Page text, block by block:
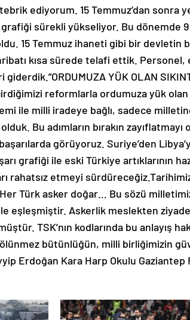
ediyorum. 15 Temmuz’dan sonra
grafiği sürekli yükseliyor. Bu dönemde
15 Temmuz ihaneti gibi bir devletin
kısa sürede telafi ettik.
giderdik.”ORDUMUZA YÜK OLAN
reformlarla ordumuza yük olan
ile milli iradeye bağlı, sadece
Bu adımların bırakın zayıflatmayı
görüyoruz. Suriye’den
grafiği ile eski Türkiye artıklarının
rahatsız etmeyi
Türk asker doğar… Bu sözü
eşleşmiştir. Askerlik meslekten
TSK’nın kodlarında bu anlayış
bölünmez bütünlüğün, milli birliğimizin
Erdoğan Kara Harp Okulu